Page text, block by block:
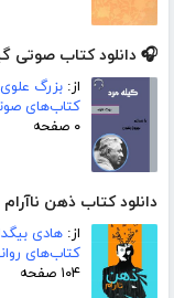
🎧 دانلود کتاب صوتی
از: بزرگ علوی
کتاب‌های
۰ صفحه
دانلود کتاب ذهن ناآرام
از: هادی
کتاب‌های
۱۰۴ صفحه